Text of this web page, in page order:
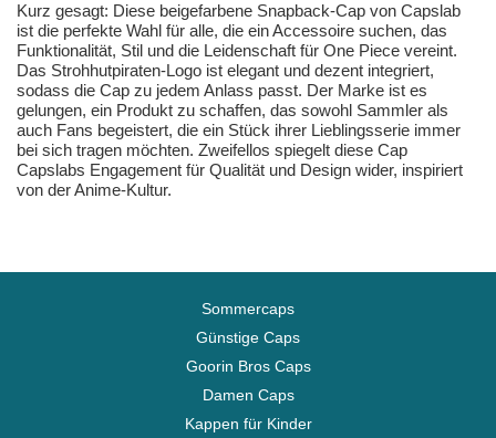
Kurz gesagt: Diese beigefarbene Snapback-Cap von Capslab
ist die perfekte Wahl für alle, die ein Accessoire suchen, das
Funktionalität, Stil und die Leidenschaft für One Piece vereint.
Das Strohhutpiraten-Logo ist elegant und dezent integriert,
sodass die Cap zu jedem Anlass passt. Der Marke ist es
gelungen, ein Produkt zu schaffen, das sowohl Sammler als
auch Fans begeistert, die ein Stück ihrer Lieblingsserie immer
bei sich tragen möchten. Zweifellos spiegelt diese Cap
Capslabs Engagement für Qualität und Design wider, inspiriert
von der Anime-Kultur.
Sommercaps
Günstige Caps
Goorin Bros Caps
Damen Caps
Kappen für Kinder